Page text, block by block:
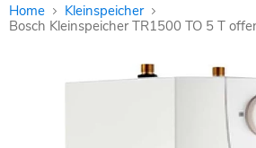
Home
Kleinspeicher
Bosch Kleinspeicher TR1500 TO 5 T